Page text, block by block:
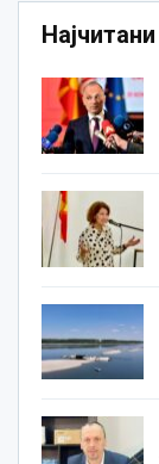
Најчитани